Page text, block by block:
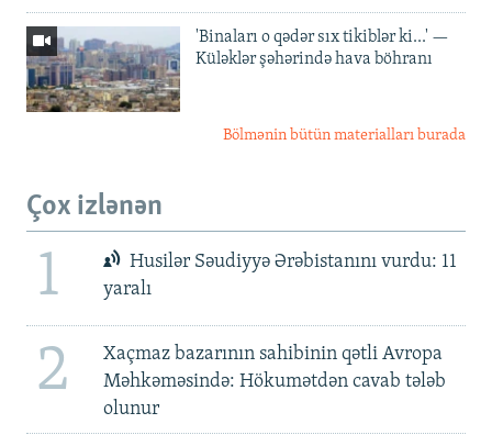
'Binaları o qədər sıx tikiblər ki...' —
Küləklər şəhərində hava böhranı
Bölmənin bütün materialları burada
Çox izlənən
1
Husilər Səudiyyə Ərəbistanını vurdu: 11
yaralı
2
Xaçmaz bazarının sahibinin qətli Avropa
Məhkəməsində: Hökumətdən cavab tələb
olunur